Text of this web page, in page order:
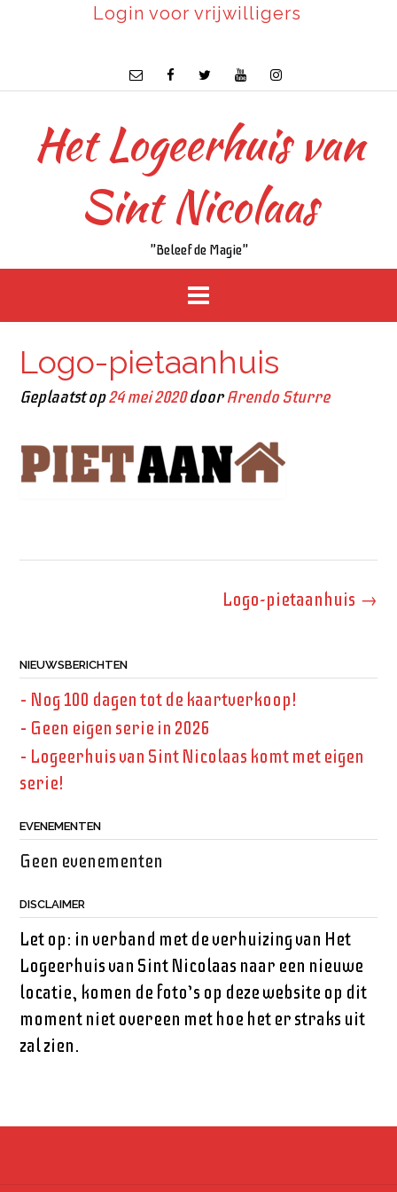
Login voor vrijwilligers
Het Logeerhuis van
Sint Nicolaas
"Beleef de Magie"
Logo-pietaanhuis
Geplaatst op24 mei 2020doorArendo Sturre
Logo-pietaanhuis →
NIEUWSBERICHTEN
– Nog 100 dagen tot de kaartverkoop!
– Geen eigen serie in 2026
– Logeerhuis van Sint Nicolaas komt met eigen
serie!
EVENEMENTEN
Geen evenementen
DISCLAIMER
Let op: in verband met de verhuizing van Het
Logeerhuis van Sint Nicolaas naar een nieuwe
locatie, komen de foto’s op deze website op dit
moment niet overeen met hoe het er straks uit
zal zien.